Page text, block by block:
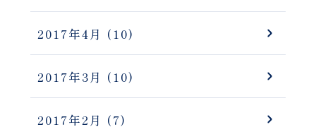
2017年4月 (10)
2017年3月 (10)
2017年2月 (7)